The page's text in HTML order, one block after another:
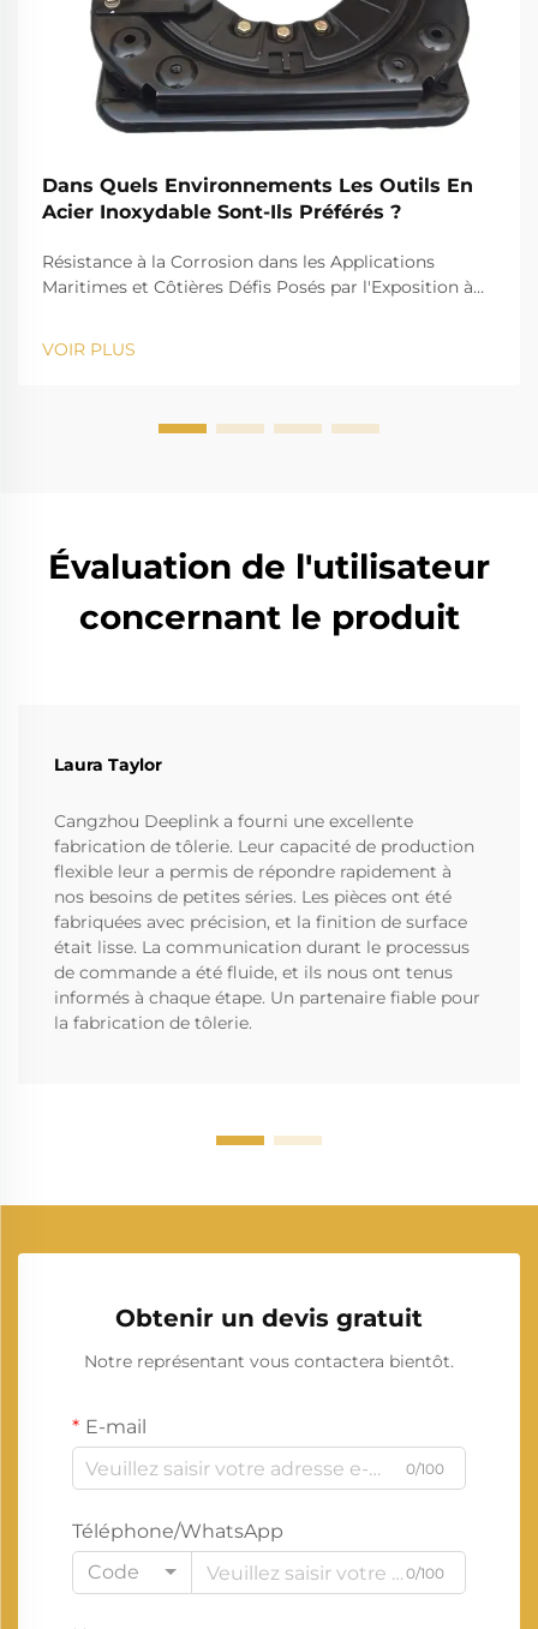
Dans Quels Environnements Les Outils En
Acier Inoxydable Sont-Ils Préférés ?
Résistance à la Corrosion dans les Applications
Maritimes et Côtières Défis Posés par l'Exposition à
pour son action corrosive sur les instruments
VOIR PLUS
Évaluation de l'utilisateur
concernant le produit
Laura Taylor
Cangzhou Deeplink a fourni une excellente
fabrication de tôlerie. Leur capacité de production
flexible leur a permis de répondre rapidement à
nos besoins de petites séries. Les pièces ont été
fabriquées avec précision, et la finition de surface
était lisse. La communication durant le processus
de commande a été fluide, et ils nous ont tenus
informés à chaque étape. Un partenaire fiable pour
la fabrication de tôlerie.
Obtenir un devis gratuit
Notre représentant vous contactera bientôt.
E-mail
0/100
Téléphone/WhatsApp
Code
0/100